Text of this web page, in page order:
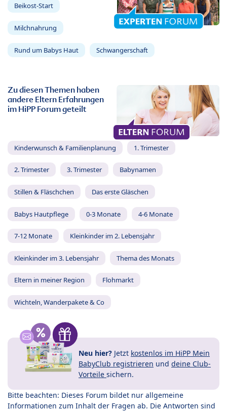
Beikost-Start
Milchnahrung
Rund um Babys Haut Schwangerschaft
Zu diesen Themen haben
andere Eltern Erfahrungen
im HiPP Forum geteilt
Kinderwunsch & Familienplanung 1. Trimester
2. Trimester 3. Trimester Babynamen
Stillen & Fläschchen Das erste Gläschen
Babys Hautpflege 0-3 Monate 4-6 Monate
7-12 Monate Kleinkinder im 2. Lebensjahr
Kleinkinder im 3. Lebensjahr Thema des Monats
Eltern in meiner Region Flohmarkt
Wichteln, Wanderpakete & Co
Neu hier? Jetzt kostenlos im HiPP Mein
BabyClub registrieren und deine Club-
Vorteile sichern.
Bitte beachten: Dieses Forum bildet nur allgemeine
Informationen zum Inhalt der Fragen ab. Die Antworten sind